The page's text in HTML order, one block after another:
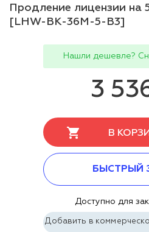
Продление лицензии на
[LHW-BK-36M-5-B3]
Нашли дешевле?
3
В
БЫСТРЫЙ
Доступно для
Добавить в